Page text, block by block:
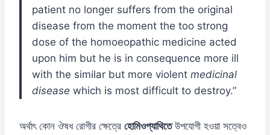
patient no longer suffers from the original
disease from the moment the too strong
dose of the homoeopathic medicine acted
upon him but he is in consequence more ill
with the similar but more violent medicinal
disease which is most difficult to destroy.”
অর্থাৎ কোন ঔষধ রোগীর ক্ষেত্রে হোমিওপ্যাথিতেউপযোগী হওয়া সত্বেও